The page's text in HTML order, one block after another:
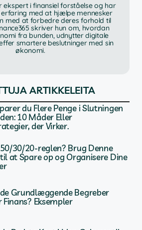
ekspert i finansiel forståelse og har
erfaring med at hjælpe mennesker
med at forbedre deres forhold til
skriver hun om, hvordan
fra bunden, udnytter digitale
smartere beslutninger med sin
økonomi.
ARTIKKELEITA
du Flere Penge i Slutningen
10 Måder Eller
der Virker.
30/20-reglen? Brug Denne
at Spare op og Organisere Dine
Grundlæggende Begreber
Finans? Eksempler